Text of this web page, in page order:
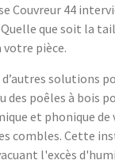
Couvreur 44
que soit la
pièce.
d’autres solutions
poêles à bois
et phonique
combles. Cette
l'excès